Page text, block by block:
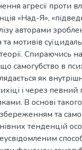
агресії проти
«Над-Я»,
авторами
мотивів
Спираючись
самогубство в
як
і через певний
В основі
та
тенденцій